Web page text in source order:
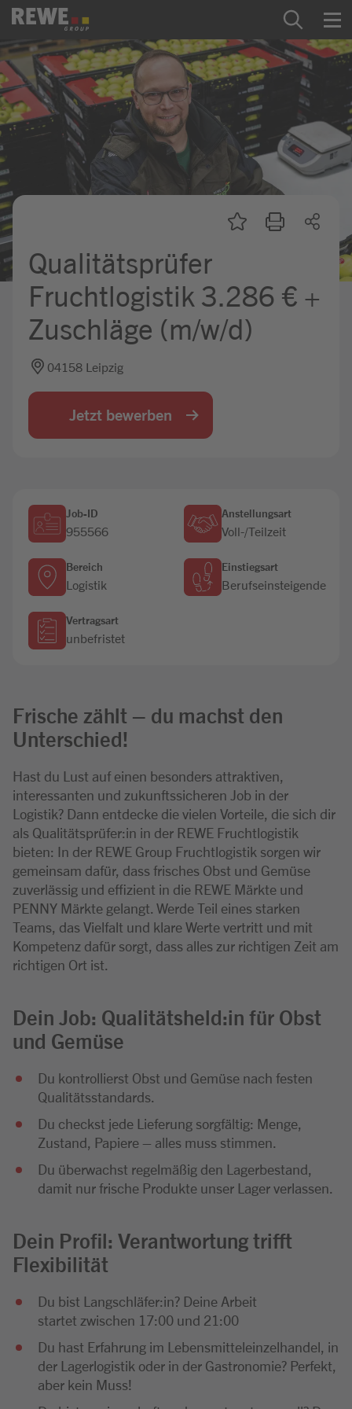
Zum Inhalt springen
Startseite
REWE Group als Arbeitgeber
Ausbildung & Studium
Praktikum & Werkstudium
Mein Kandidat:innenprofil
Qualitätsprüfer
Fruchtlogistik 3.286 € +
Zuschläge (m/w/d)
04158 Leipzig
Jetzt bewerben
Job-ID
955566
Anstellungsart
Voll-/Teilzeit
Bereich
Logistik
Einstiegsart
Berufseinsteigende
Vertragsart
unbefristet
Frische zählt – du machst den
Unterschied!
Hast du Lust auf einen besonders attraktiven,
interessanten und zukunftssicheren Job in der
Logistik? Dann entdecke die vielen Vorteile, die sich dir
als Qualitätsprüfer:in in der REWE Fruchtlogistik
bieten: In der REWE Group Fruchtlogistik sorgen wir
gemeinsam dafür, dass frisches Obst und Gemüse
zuverlässig und effizient in die REWE Märkte und
PENNY Märkte gelangt. Werde Teil eines starken
Teams, das Vielfalt und klare Werte vertritt und mit
Kompetenz dafür sorgt, dass alles zur richtigen Zeit am
richtigen Ort ist.
Dein Job: Qualitätsheld:in für Obst
und Gemüse
Du kontrollierst Obst und Gemüse nach festen
Qualitätsstandards.
Du checkst jede Lieferung sorgfältig: Menge,
Zustand, Papiere – alles muss stimmen.
Du überwachst regelmäßig den Lagerbestand,
damit nur frische Produkte unser Lager verlassen.
Dein Profil: Verantwortung trifft
Flexibilität
Du bist Langschläfer:in? Deine Arbeit
startet zwischen 17:00 und 21:00
Du hast Erfahrung im Lebensmitteleinzelhandel, in
der Lagerlogistik oder in der Gastronomie? Perfekt,
aber kein Muss!